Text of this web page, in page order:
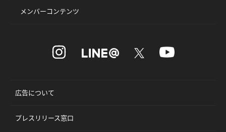
メンバーコンテンツ
広告について
プレスリリース窓口